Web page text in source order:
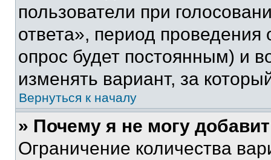
пользователи при
ответа», период проведения
опрос будет постоянным) и
изменять вариант, за
Вернуться к началу
» Почему я не могу
Ограничение количества